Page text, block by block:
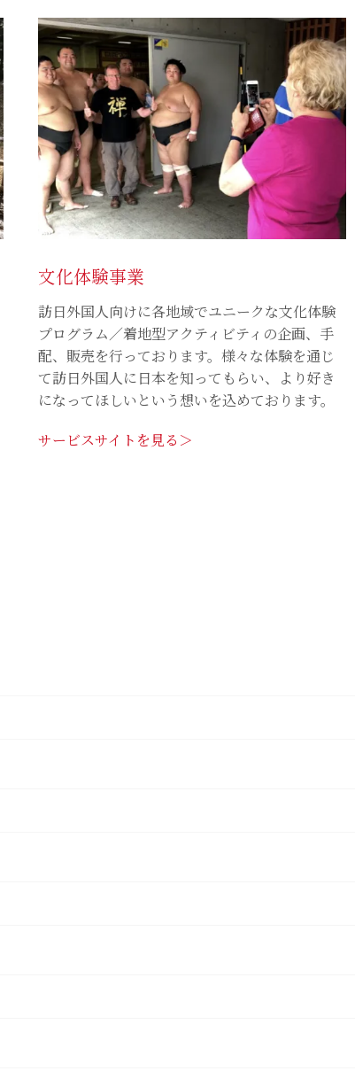
文化体験事業
訪日外国人向けに各地域でユニークな文化体験
プログラム／着地型アクティビティの企画、手
配、販売を行っております。様々な体験を通じ
て訪日外国人に日本を知ってもらい、より好き
になってほしいという想いを込めております。
サービスサイトを見る＞